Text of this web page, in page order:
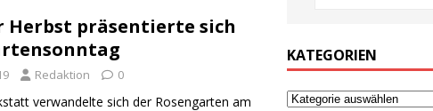
Herbst präsentierte sich
Redaktion 0
verwandelte sich der Rosengarten am
KATEGORIEN